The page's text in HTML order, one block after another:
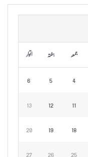
جمعہ ہفتہ اتوار
4
5
6
11
12
13
18
19
20
25
26
27